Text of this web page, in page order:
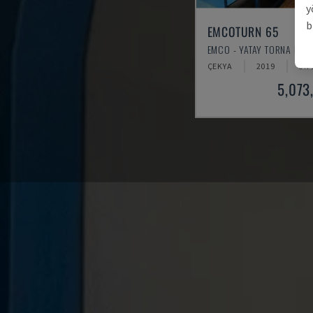
EMCOTURN 65
EMCO - YATAY TORNA
ÇEKYA 2019